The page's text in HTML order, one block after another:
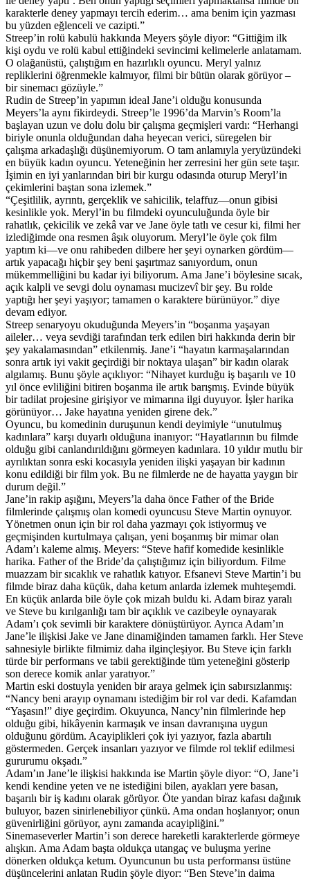
karakterle deney yapmayı tercih ederim… ama benim için yazması
bu yüzden eğlenceli ve cazipti.”
Streep’in rolü kabulü hakkında Meyers şöyle diyor: “Gittiğim ilk
kişi oydu ve rolü kabul ettiğindeki sevincimi kelimelerle anlatamam.
O olağanüstü, çalıştığım en hazırlıklı oyuncu. Meryl yalnız
repliklerini öğrenmekle kalmıyor, filmi bir bütün olarak görüyor –
bir sinemacı gözüyle.”
Rudin de Streep’in yapımın ideal Jane’i olduğu konusunda
Meyers’la aynı fikirdeydi. Streep’le 1996’da Marvin’s Room’la
başlayan uzun ve dolu dolu bir çalışma geçmişleri vardı: “Herhangi
biriyle onunla olduğundan daha heyecan verici, süregelen bir
çalışma arkadaşlığı düşünemiyorum. O tam anlamıyla yeryüzündeki
en büyük kadın oyuncu. Yeteneğinin her zerresini her gün sete taşır.
İşimin en iyi yanlarından biri bir kurgu odasında oturup Meryl’in
çekimlerini baştan sona izlemek.”
“Çeşitlilik, ayrıntı, gerçeklik ve sahicilik, telaffuz—onun gibisi
kesinlikle yok. Meryl’in bu filmdeki oyunculuğunda öyle bir
rahatlık, çekicilik ve zekâ var ve Jane öyle tatlı ve cesur ki, filmi her
izlediğimde ona resmen âşık oluyorum. Meryl’le öyle çok film
yaptım ki—ve onu rahibeden dilbere her şeyi oynarken gördüm—
artık yapacağı hiçbir şey beni şaşırtmaz sanıyordum, onun
mükemmelliğini bu kadar iyi biliyorum. Ama Jane’i böylesine sıcak,
açık kalpli ve sevgi dolu oynaması mucizevî bir şey. Bu rolde
yaptığı her şeyi yaşıyor; tamamen o karaktere bürünüyor.” diye
devam ediyor.
Streep senaryoyu okuduğunda Meyers’in “boşanma yaşayan
aileler… veya sevdiği tarafından terk edilen biri hakkında derin bir
şey yakalamasından” etkilenmiş. Jane’i “hayatın karmaşalarından
sonra artık iyi vakit geçirdiği bir noktaya ulaşan” bir kadın olarak
algılamış. Bunu şöyle açıklıyor: “Nihayet kurduğu iş başarılı ve 10
yıl önce evliliğini bitiren boşanma ile artık barışmış. Evinde büyük
bir tadilat projesine girişiyor ve mimarına ilgi duyuyor. İşler harika
görünüyor… Jake hayatına yeniden girene dek.”
Oyuncu, bu komedinin duruşunun kendi deyimiyle “unutulmuş
kadınlara” karşı duyarlı olduğuna inanıyor: “Hayatlarının bu filmde
olduğu gibi canlandırıldığını görmeyen kadınlara. 10 yıldır mutlu bir
ayrılıktan sonra eski kocasıyla yeniden ilişki yaşayan bir kadının
konu edildiği bir film yok. Bu ne filmlerde ne de hayatta yaygın bir
durum değil.”
Jane’in rakip aşığını, Meyers’la daha önce Father of the Bride
filmlerinde çalışmış olan komedi oyuncusu Steve Martin oynuyor.
Yönetmen onun için bir rol daha yazmayı çok istiyormuş ve
geçmişinden kurtulmaya çalışan, yeni boşanmış bir mimar olan
Adam’ı kaleme almış. Meyers: “Steve hafif komedide kesinlikle
harika. Father of the Bride’da çalıştığımız için biliyordum. Filme
muazzam bir sıcaklık ve rahatlık katıyor. Efsanevi Steve Martin’i bu
filmde biraz daha küçük, daha ketum anlarda izlemek muhteşemdi.
En küçük anlarda bile öyle çok mizah buldu ki. Adam biraz yaralı
ve Steve bu kırılganlığı tam bir açıklık ve cazibeyle oynayarak
Adam’ı çok sevimli bir karaktere dönüştürüyor. Ayrıca Adam’ın
Jane’le ilişkisi Jake ve Jane dinamiğinden tamamen farklı. Her Steve
sahnesiyle birlikte filmimiz daha ilginçleşiyor. Bu Steve için farklı
türde bir performans ve tabii gerektiğinde tüm yeteneğini gösterip
son derece komik anlar yaratıyor.”
Martin eski dostuyla yeniden bir araya gelmek için sabırsızlanmış:
“Nancy beni arayıp oynamanı istediğim bir rol var dedi. Kafamdan
“Yaşasın!” diye geçirdim. Okuyunca, Nancy’nin filmlerinde hep
olduğu gibi, hikâyenin karmaşık ve insan davranışına uygun
olduğunu gördüm. Acayiplikleri çok iyi yazıyor, fazla abartılı
göstermeden. Gerçek insanları yazıyor ve filmde rol teklif edilmesi
gururumu okşadı.”
Adam’ın Jane’le ilişkisi hakkında ise Martin şöyle diyor: “O, Jane’i
kendi kendine yeten ve ne istediğini bilen, ayakları yere basan,
başarılı bir iş kadını olarak görüyor. Öte yandan biraz kafası dağınık
buluyor, bazen sinirlenebiliyor çünkü. Ama ondan hoşlanıyor; onun
güvenirliğini görüyor, aynı zamanda acayipliğini.”
Sinemaseverler Martin’i son derece hareketli karakterlerde görmeye
alışkın. Ama Adam başta oldukça utangaç ve buluşma yerine
dönerken oldukça ketum. Oyuncunun bu usta performansı üstüne
düşüncelerini anlatan Rudin şöyle diyor: “Ben Steve’in daima